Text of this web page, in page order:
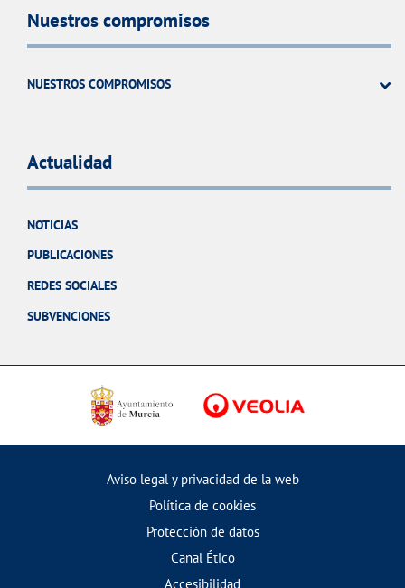
Nuestros compromisos
NUESTROS COMPROMISOS
Actualidad
NOTICIAS
PUBLICACIONES
REDES SOCIALES
SUBVENCIONES
Aviso legal y privacidad de la web
Política de cookies
Protección de datos
Canal Ético
Accesibilidad